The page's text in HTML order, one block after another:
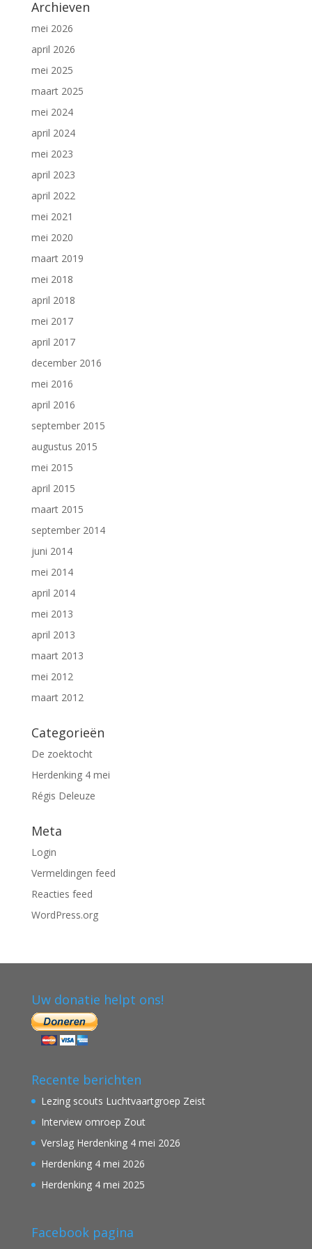
Archieven
mei 2026
april 2026
mei 2025
maart 2025
mei 2024
april 2024
mei 2023
april 2023
april 2022
mei 2021
mei 2020
maart 2019
mei 2018
april 2018
mei 2017
april 2017
december 2016
mei 2016
april 2016
september 2015
augustus 2015
mei 2015
april 2015
maart 2015
september 2014
juni 2014
mei 2014
april 2014
mei 2013
april 2013
maart 2013
mei 2012
maart 2012
Categorieën
De zoektocht
Herdenking 4 mei
Régis Deleuze
Meta
Login
Vermeldingen feed
Reacties feed
WordPress.org
Uw donatie helpt ons!
Recente berichten
Lezing scouts Luchtvaartgroep Zeist
Interview omroep Zout
Verslag Herdenking 4 mei 2026
Herdenking 4 mei 2026
Herdenking 4 mei 2025
Facebook pagina